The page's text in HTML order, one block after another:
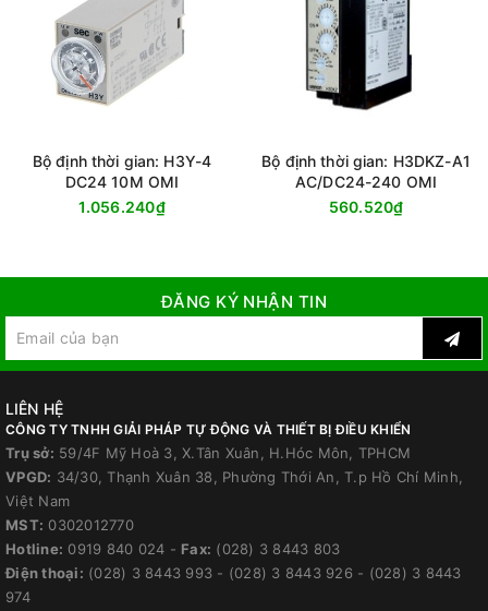
Bộ định thời gian: H3Y-4
DC24 10M OMI
1.056.240₫
Bộ định thời gian: H3DKZ-A1
AC/DC24-240 OMI
560.520₫
ĐĂNG KÝ NHẬN TIN
LIÊN HỆ
CÔNG TY TNHH GIẢI PHÁP TỰ ĐỘNG VÀ THIẾT BỊ ĐIỀU KHIỂN
Trụ sở: 59/4F Mỹ Hoà 3, X.Tân Xuân, H.Hóc Môn, TPHCM
VPGD: 34/30, Thạnh Xuân 38, Phường Thới An, T.p Hồ Chí Minh,
Việt Nam
MST: 0302012770
Hotline: 0919 840 024 - Fax: (028) 3 8443 803
Điện thoại: (028) 3 8443 993 - (028) 3 8443 926 - (028) 3 8443
974